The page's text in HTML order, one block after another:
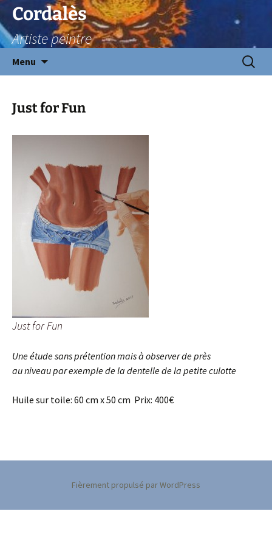
Aller
au
contenu
Cordalès
Artiste peintre
Menu
Just for Fun
Just for Fun
Une étude sans prétention mais à observer de près
au niveau par exemple de la dentelle de la petite culotte
Huile sur toile: 60 cm x 50 cm Prix: 400€
Fièrement propulsé par WordPress